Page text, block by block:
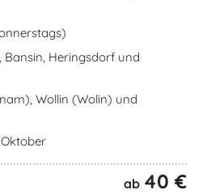
Heringsdorf und
Wollin (Wolin) und
ab 40 €